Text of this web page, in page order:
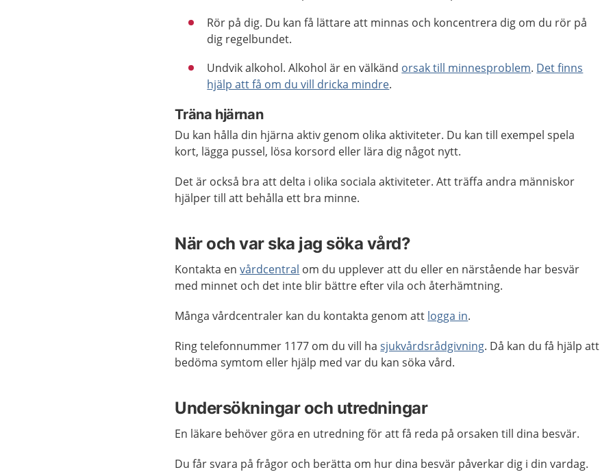
Rör på dig. Du kan få lättare att minnas och koncentrera dig om du rör på
dig regelbundet.
Undvik alkohol. Alkohol är en välkänd orsak till minnesproblem. Det finns
hjälp att få om du vill dricka mindre.
Träna hjärnan
Du kan hålla din hjärna aktiv genom olika aktiviteter. Du kan till exempel spela
kort, lägga pussel, lösa korsord eller lära dig något nytt.
Det är också bra att delta i olika sociala aktiviteter. Att träffa andra människor
hjälper till att behålla ett bra minne.
När och var ska jag söka vård?
Kontakta envårdcentral om du upplever att du eller en närstående har besvär
med minnet och det inte blir bättre efter vila och återhämtning.
Många vårdcentraler kan du kontakta genom att logga in.
Ring telefonnummer 1177 om du vill hasjukvårdsrådgivning. Då kan du få hjälp att
bedöma symtom eller hjälp med var du kan söka vård.
Undersökningar och utredningar
En läkare behöver göra en utredning för att få reda på orsaken till dina besvär.
Du får svara på frågor och berätta om hur dina besvär påverkar dig i din vardag.